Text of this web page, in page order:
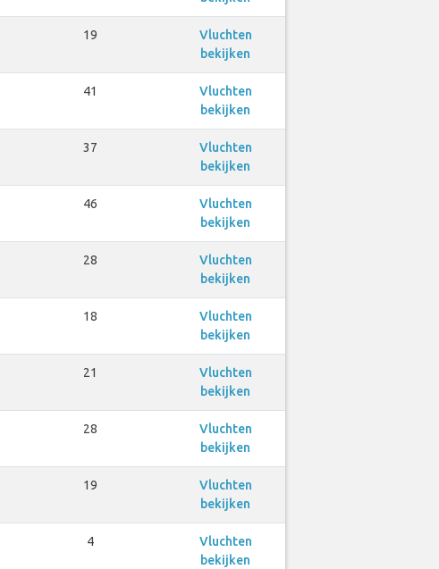
19
Vluchten
bekijken
41
Vluchten
bekijken
37
Vluchten
bekijken
46
Vluchten
bekijken
28
Vluchten
bekijken
18
Vluchten
bekijken
21
Vluchten
bekijken
28
Vluchten
bekijken
19
Vluchten
bekijken
4
Vluchten
bekijken